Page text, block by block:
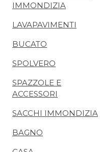
IMMONDIZIA
LAVAPAVIMENTI
BUCATO
SPOLVERO
SPAZZOLE E
ACCESSORI
SACCHI IMMONDIZIA
BAGNO